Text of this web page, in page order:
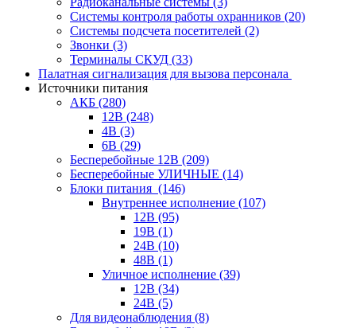
Системы контроля работы охранников (20)
Системы подсчета посетителей (2)
Звонки (3)
Терминалы СКУД (33)
Палатная сигнализация для вызова персонала
Источники питания
АКБ (280)
12В (248)
4В (3)
6В (29)
Бесперебойные 12В (209)
Бесперебойные УЛИЧНЫЕ (14)
Блоки питания (146)
Внутреннее исполнение (107)
12В (95)
19В (1)
24В (10)
48В (1)
Уличное исполнение (39)
12В (34)
24В (5)
Для видеонаблюдения (8)